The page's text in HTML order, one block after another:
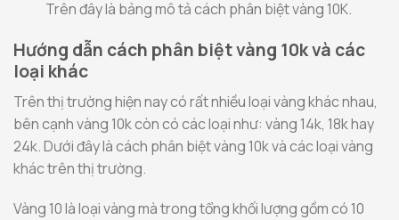
Trên đây là bảng mô tả cách phân biệt vàng 10K.
Hướng dẫn cách phân biệt vàng 10k và các
loại khác
Trên thị trường hiện nay có rất nhiều loại vàng khác nhau,
bên cạnh vàng 10k còn có các loại như: vàng 14k, 18k hay
24k. Dưới đây là cách phân biệt vàng 10k và các loại vàng
khác trên thị trường.
Vàng 10 là loại vàng mà trong tổng khối lượng gồm có 10